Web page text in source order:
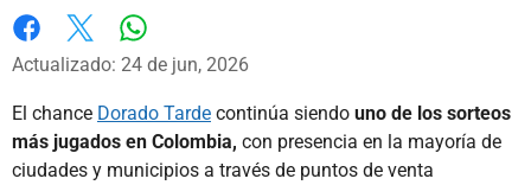
Facebook
X
Actualizado: 24 de jun, 2026
El chance Dorado Tarde continúa siendo uno de los sorteos
más jugados en Colombia, con presencia en la mayoría de
ciudades y municipios a través de puntos de venta